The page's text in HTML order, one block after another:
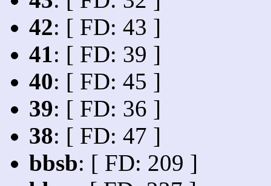
42: [ FD: 43 ]
41: [ FD: 39 ]
40: [ FD: 45 ]
39: [ FD: 36 ]
38: [ FD: 47 ]
bbsb: [ FD: 209 ]